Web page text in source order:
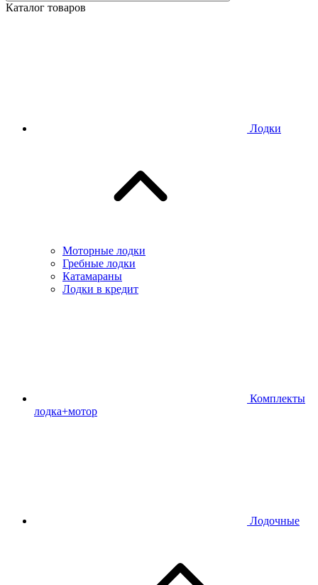
Каталог товаров
Лодки
Моторные лодки
Гребные лодки
Катамараны
Лодки в кредит
Комплекты
лодка+мотор
Лодочные